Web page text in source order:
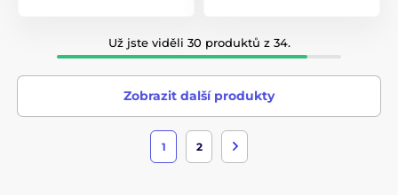
Už jste viděli 30 produktů z 34.
Zobrazit další produkty
1 2